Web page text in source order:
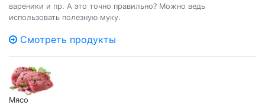
вареники и пр. А это точно правильно? Можно ведь
использовать полезную муку.
Смотреть продукты
Мясо